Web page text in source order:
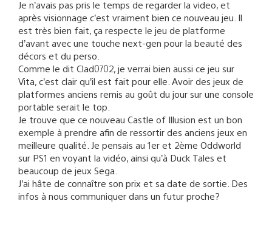
Je n’avais pas pris le temps de regarder la video, et
après visionnage c’est vraiment bien ce nouveau jeu. Il
est très bien fait, ça respecte le jeu de platforme
d’avant avec une touche next-gen pour la beauté des
décors et du perso.
Comme le dit Clad0702, je verrai bien aussi ce jeu sur
Vita, c’est clair qu’il est fait pour elle. Avoir des jeux de
platformes anciens remis au goût du jour sur une console
portable serait le top.
Je trouve que ce nouveau Castle of Illusion est un bon
exemple à prendre afin de ressortir des anciens jeux en
meilleure qualité. Je pensais au 1er et 2ème Oddworld
sur PS1 en voyant la vidéo, ainsi qu’à Duck Tales et
beaucoup de jeux Sega.
J’ai hâte de connaître son prix et sa date de sortie. Des
infos à nous communiquer dans un futur proche?